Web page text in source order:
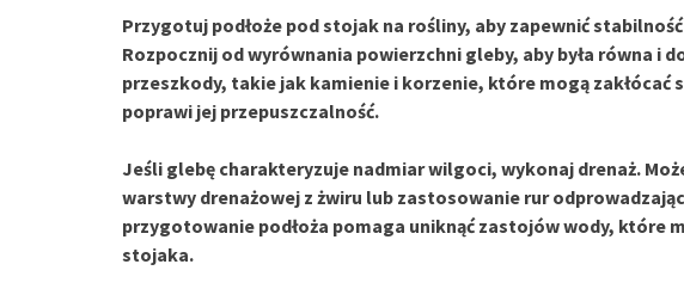
Przygotuj podłoże pod stojak na rośliny, aby zapewnić
Rozpocznij od wyrównania powierzchni gleby, aby była równa i
przeszkody, takie jak kamienie i korzenie, które mogą zakłócać
poprawi jej przepuszczalność.
Jeśli glebę charakteryzuje nadmiar wilgoci, wykonaj drenaż.
warstwy drenażowej z żwiru lub zastosowanie rur
przygotowanie podłoża pomaga uniknąć zastojów wody, które
stojaka.